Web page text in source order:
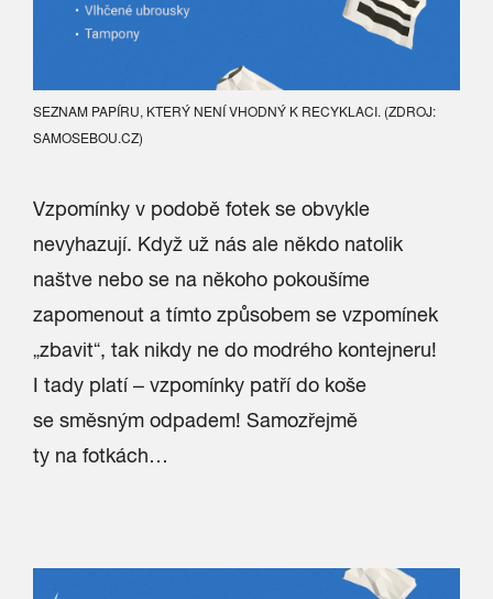
SEZNAM PAPÍRU, KTERÝ NENÍ VHODNÝ K RECYKLACI. (ZDROJ:
SAMOSEBOU.CZ)
Vzpomínky v podobě fotek se obvykle
nevyhazují. Když už nás ale někdo natolik
naštve nebo se na někoho pokoušíme
zapomenout a tímto způsobem se vzpomínek
„zbavit“, tak nikdy ne do modrého kontejneru!
I tady platí – vzpomínky patří do koše
se směsným odpadem! Samozřejmě
ty na fotkách…